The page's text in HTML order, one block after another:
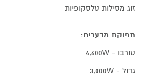
זוג מסילות טלסקופיות
תפוקת מבערים:
טורבו - 4,600W
גדול - 3,000W